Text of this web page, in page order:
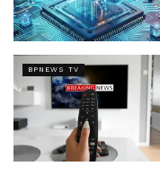
BPNEWS TV